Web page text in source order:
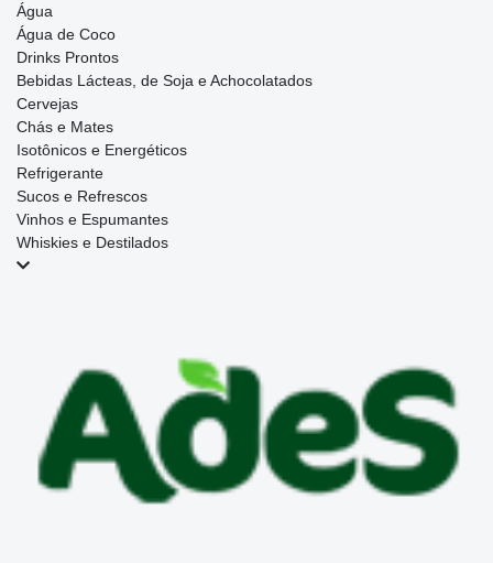
Água
Água de Coco
Drinks Prontos
Bebidas Lácteas, de Soja e Achocolatados
Cervejas
Chás e Mates
Isotônicos e Energéticos
Refrigerante
Sucos e Refrescos
Vinhos e Espumantes
Whiskies e Destilados